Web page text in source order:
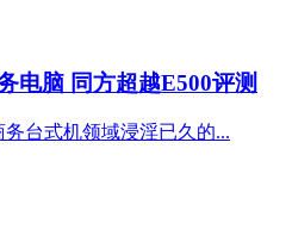
电脑 同方超越E500评测
台式机领域浸淫已久的...